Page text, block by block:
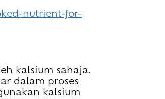
nutrient-for-
kalsium sahaja.
dalam proses
kalsium